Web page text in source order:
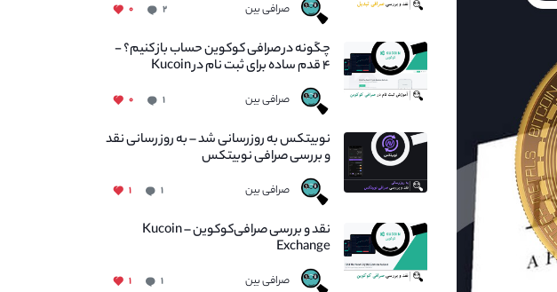
صرافی بین ۲ ۰
چگونه در صرافی کوکوین حساب باز کنیم؟ -
۴ قدم ساده برای ثبت نام در Kucoin
صرافی بین ۱ ۰
نوبیتکس به روزرسانی شد – به روز رسانی نقد
و بررسی صرافی نوبیتکس
صرافی بین ۱ ۱
نقد و بررسی صرافی‌کوکوین – Kucoin
Exchange
صرافی بین ۱ ۱